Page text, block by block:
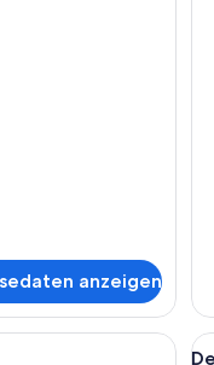
anzeigen
mit einem